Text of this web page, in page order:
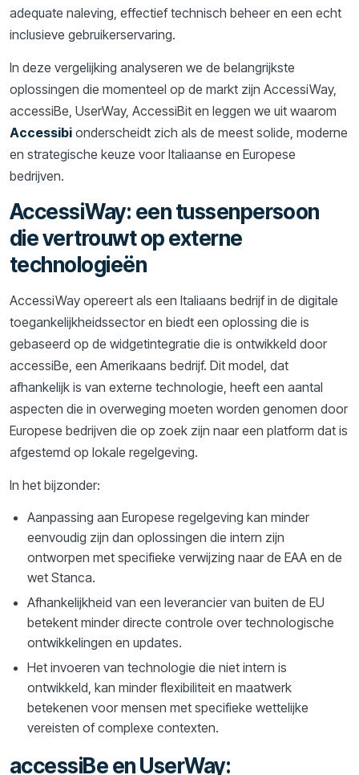
adequate naleving, effectief technisch beheer en een echt
inclusieve gebruikerservaring.
In deze vergelijking analyseren we de belangrijkste
oplossingen die momenteel op de markt zijn AccessiWay,
accessiBe, UserWay, AccessiBit en leggen we uit waarom
Accessibi onderscheidt zich als de meest solide, moderne
en strategische keuze voor Italiaanse en Europese
bedrijven.
AccessiWay: een tussenpersoon
die vertrouwt op externe
technologieën
AccessiWay opereert als een Italiaans bedrijf in de digitale
toegankelijkheidssector en biedt een oplossing die is
gebaseerd op de widgetintegratie die is ontwikkeld door
accessiBe, een Amerikaans bedrijf. Dit model, dat
afhankelijk is van externe technologie, heeft een aantal
aspecten die in overweging moeten worden genomen door
Europese bedrijven die op zoek zijn naar een platform dat is
afgestemd op lokale regelgeving.
In het bijzonder:
Aanpassing aan Europese regelgeving kan minder
eenvoudig zijn dan oplossingen die intern zijn
ontworpen met specifieke verwijzing naar de EAA en de
wet Stanca.
Afhankelijkheid van een leverancier van buiten de EU
betekent minder directe controle over technologische
ontwikkelingen en updates.
Het invoeren van technologie die niet intern is
ontwikkeld, kan minder flexibiliteit en maatwerk
betekenen voor mensen met specifieke wettelijke
vereisten of complexe contexten.
accessiBe en UserWay: